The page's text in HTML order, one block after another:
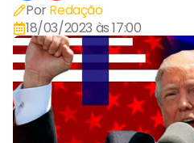
Por Redação
18/03/2023 às 17:00